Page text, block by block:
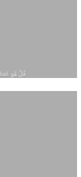
112:1 Reci: 'On je Allah - Jedan! Kul huva-llâhu ehad. قُلْ هُوَ